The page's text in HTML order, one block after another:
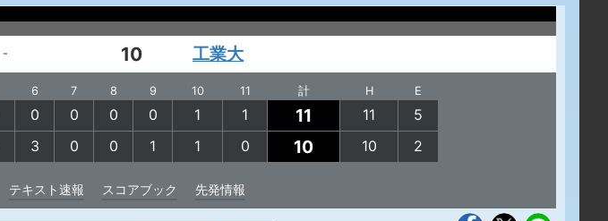
- 10 工業大
6 7 8 9 10 11 計 H E
0 0 0 0 1 1 11 11
5
3 0 0 1 1 0 10 10 2
テキスト速報 スコアブック 先発情報